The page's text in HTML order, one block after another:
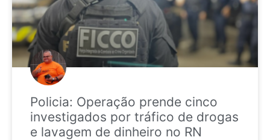
Policia: Operação prende cinco
investigados por tráfico de drogas
e lavagem de dinheiro no RN